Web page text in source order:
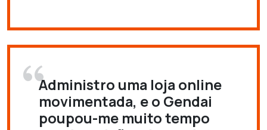
Administro uma loja online
movimentada, e o Gendai
poupou-me muito tempo